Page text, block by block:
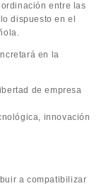
entre las
dispuesto en el
en la
de empresa
innovación
a compatibilizar